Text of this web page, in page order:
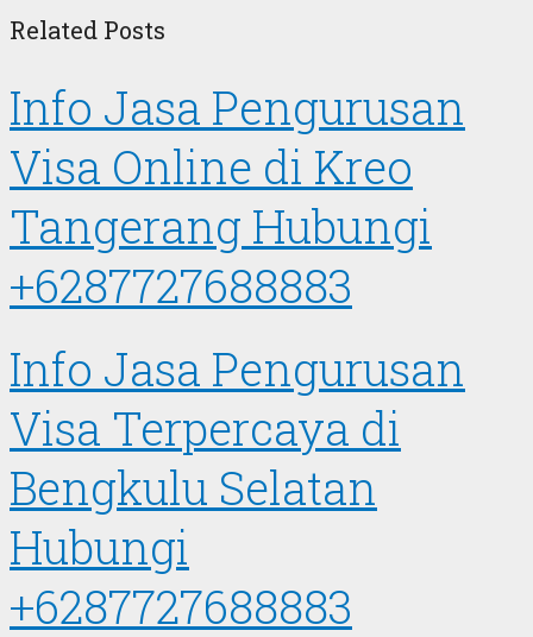
Related Posts
Info Jasa Pengurusan
Visa Online di Kreo
Tangerang Hubungi
+6287727688883
Info Jasa Pengurusan
Visa Terpercaya di
Bengkulu Selatan
Hubungi
+6287727688883